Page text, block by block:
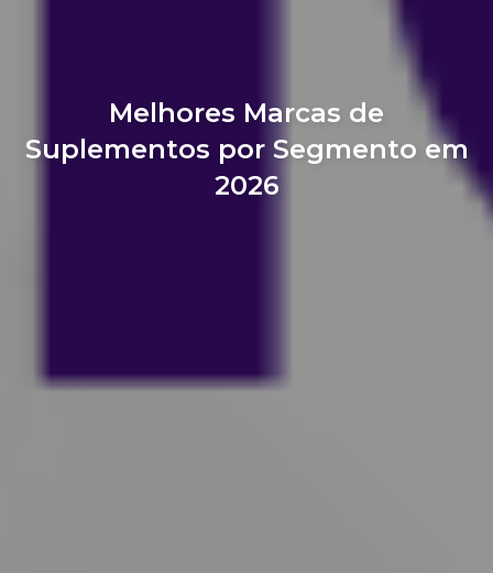
Melhores Marcas de
Suplementos por Segmento em
2026